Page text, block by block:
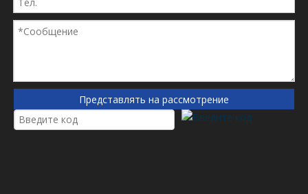
Представлять на рассмотрение